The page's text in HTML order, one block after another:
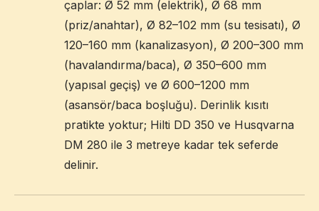
çaplar: Ø 52 mm (elektrik), Ø 68 mm
(priz/anahtar), Ø 82–102 mm (su tesisatı), Ø
120–160 mm (kanalizasyon), Ø 200–300 mm
(havalandırma/baca), Ø 350–600 mm
(yapısal geçiş) ve Ø 600–1200 mm
(asansör/baca boşluğu). Derinlik kısıtı
pratikte yoktur; Hilti DD 350 ve Husqvarna
DM 280 ile 3 metreye kadar tek seferde
delinir.